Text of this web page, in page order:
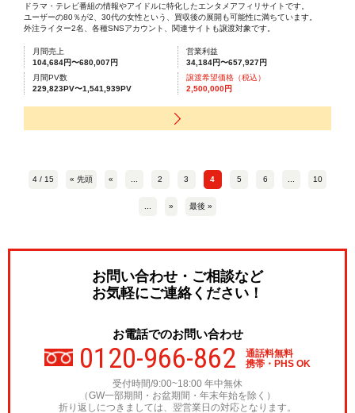
ドラマ・テレビ番組の情報やアイドルに特化したエンタメアフィリサイトです。
ユーザーの80％が2、30代の女性という、買収後の展開も可能性に満ちています。
外注ライター2名、各種SNSアカウント、関連サイトも譲渡対象です。
月間売上
104,684円〜680,007円
営業利益
34,184円〜657,927円
月間PV数
229,823PV〜1,541,939PV
譲渡希望価格（税込）
2,500,000円
4 / 15 « 先頭 « ... 2 3 4 5 6 ... 10
... » 最後 »
お問い合わせ・ご相談など
お気軽にご連絡ください！
お電話でのお問い合わせ
0120-966-862
通話料無料
携帯・PHS OK
受付時間/9:00~18:00 年中無休
（GW一部期間・お盆期間・年末年始を除く）
折り返しにつきましては、翌営業日の対応となります。